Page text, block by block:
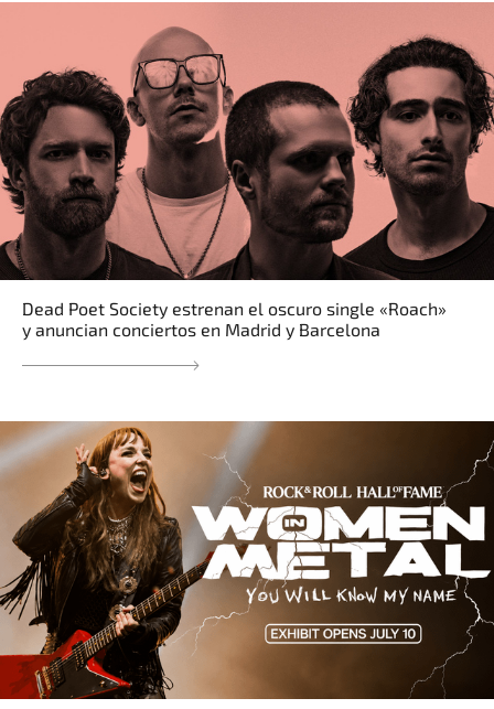
Dead Poet Society estrenan el oscuro single «Roach»
y anuncian conciertos en Madrid y Barcelona